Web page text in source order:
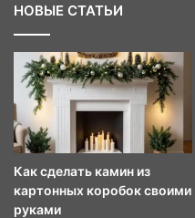
НОВЫЕ СТАТЬИ
Как сделать камин из
картонных коробок своими
руками